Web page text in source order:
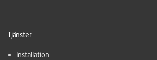
Tjänster
Installation